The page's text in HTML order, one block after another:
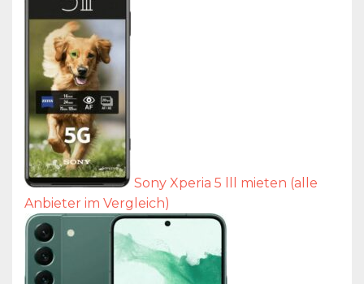
Sony Xperia 5 lll mieten (alle
Anbieter im Vergleich)